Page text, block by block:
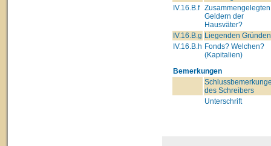
IV.16.B.f Zusammengelegten
Geldern der
Hausväter?
IV.16.B.g Liegenden
IV.16.B.h Fonds? Welchen?
(Kapitalien)
Bemerkungen
des Schreibers
Unterschrift